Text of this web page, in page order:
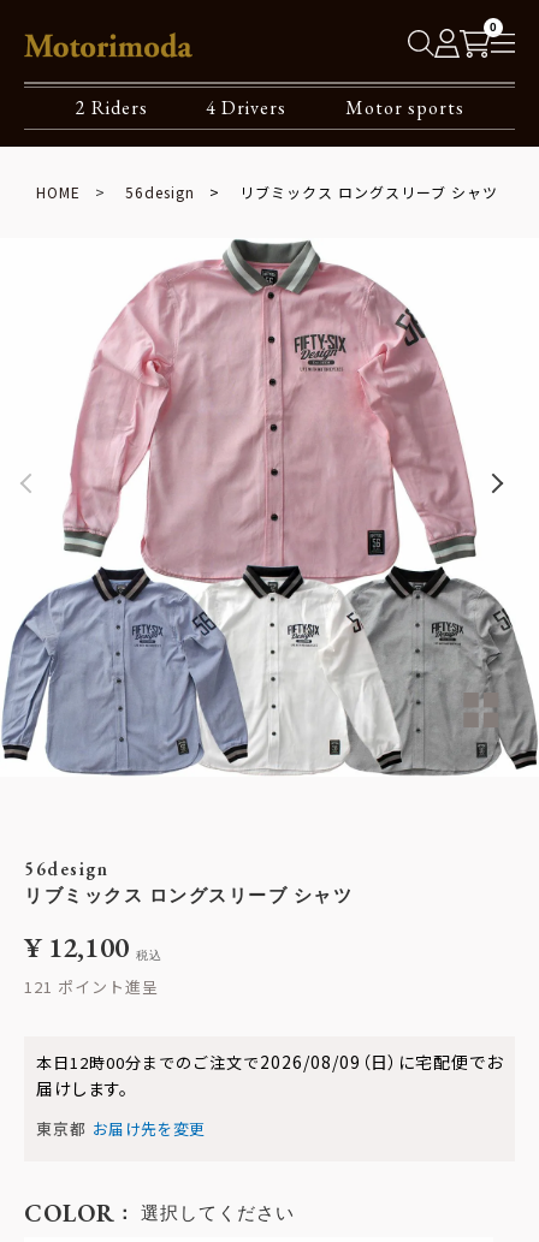
0
2 Riders 4 Drivers Motor sports
HOME 56design リブミックス ロングスリーブ シャツ
56design
リブミックス ロングスリーブ シャツ
¥ 12,100 税込
121
本日12時00分までのご注文で2026/08/09（日） に宅配便でお
届けします。
東京都 お届け先を変更
COLOR 選択してください